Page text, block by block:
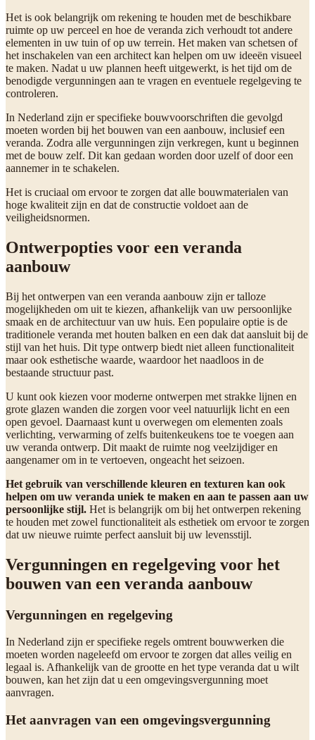
Het is ook belangrijk om rekening te houden met de beschikbare
ruimte op uw perceel en hoe de veranda zich verhoudt tot andere
elementen in uw tuin of op uw terrein. Het maken van schetsen of
het inschakelen van een architect kan helpen om uw ideeën visueel
te maken. Nadat u uw plannen heeft uitgewerkt, is het tijd om de
benodigde vergunningen aan te vragen en eventuele regelgeving te
controleren.
In Nederland zijn er specifieke bouwvoorschriften die gevolgd
moeten worden bij het bouwen van een aanbouw, inclusief een
veranda. Zodra alle vergunningen zijn verkregen, kunt u beginnen
met de bouw zelf. Dit kan gedaan worden door uzelf of door een
aannemer in te schakelen.
Het is cruciaal om ervoor te zorgen dat alle bouwmaterialen van
hoge kwaliteit zijn en dat de constructie voldoet aan de
veiligheidsnormen.
Ontwerpopties voor een veranda
aanbouw
Bij het ontwerpen van een veranda aanbouw zijn er talloze
mogelijkheden om uit te kiezen, afhankelijk van uw persoonlijke
smaak en de architectuur van uw huis. Een populaire optie is de
traditionele veranda met houten balken en een dak dat aansluit bij de
stijl van het huis. Dit type ontwerp biedt niet alleen functionaliteit
maar ook esthetische waarde, waardoor het naadloos in de
bestaande structuur past.
U kunt ook kiezen voor moderne ontwerpen met strakke lijnen en
grote glazen wanden die zorgen voor veel natuurlijk licht en een
open gevoel. Daarnaast kunt u overwegen om elementen zoals
verlichting, verwarming of zelfs buitenkeukens toe te voegen aan
uw veranda ontwerp. Dit maakt de ruimte nog veelzijdiger en
aangenamer om in te vertoeven, ongeacht het seizoen.
Het gebruik van verschillende kleuren en texturen kan ook
helpen om uw veranda uniek te maken en aan te passen aan uw
persoonlijke stijl. Het is belangrijk om bij het ontwerpen rekening
te houden met zowel functionaliteit als esthetiek om ervoor te zorgen
dat uw nieuwe ruimte perfect aansluit bij uw levensstijl.
Vergunningen en regelgeving voor het
bouwen van een veranda aanbouw
Vergunningen en regelgeving
In Nederland zijn er specifieke regels omtrent bouwwerken die
moeten worden nageleefd om ervoor te zorgen dat alles veilig en
legaal is. Afhankelijk van de grootte en het type veranda dat u wilt
bouwen, kan het zijn dat u een omgevingsvergunning moet
aanvragen.
Het aanvragen van een omgevingsvergunning